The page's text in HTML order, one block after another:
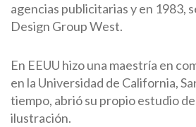
agencias publicitarias y en 1983,
Design Group West.
En EEUU hizo una maestría en
en la Universidad de California,
tiempo, abrió su propio estudio
ilustración.